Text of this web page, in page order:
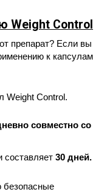
Weight Control
препарат? Если вы
к капсулам
совместно со
составляет 30 дней.
безопасные